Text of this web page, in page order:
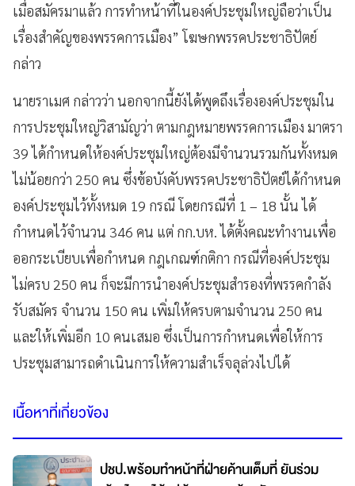
เมื่อสมัครมาแล้ว การทำหน้าที่ในองค์ประชุมใหญ่ถือว่าเป็น
เรื่องสำคัญของพรรคการเมือง” โฆษกพรรคประชาธิปัตย์
กล่าว
นายราเมศ กล่าวว่า นอกจากนี้ยังได้พูดถึงเรื่ององค์ประชุมใน
การประชุมใหญ่วิสามัญว่า ตามกฎหมายพรรคการเมือง มาตรา
39 ได้กำหนดให้องค์ประชุมใหญ่ต้องมีจำนวนรวมกันทั้งหมด
ไม่น้อยกว่า 250 คน ซึ่งข้อบังคับพรรคประชาธิปัตย์ได้กำหนด
องค์ประชุมไว้ทั้งหมด 19 กรณี โดยกรณีที่ 1 – 18 นั้น ได้
กำหนดไว้จำนวน 346 คน แต่ กก.บห. ได้ตั้งคณะทำงานเพื่อ
ออกระเบียบเพื่อกำหนด กฎเกณฑ์กติกา กรณีที่องค์ประชุม
ไม่ครบ 250 คน ก็จะมีการนำองค์ประชุมสำรองที่พรรคกำลัง
รับสมัคร จำนวน 150 คน เพิ่มให้ครบตามจำนวน 250 คน
และให้เพิ่มอีก 10 คนเสมอ ซึ่งเป็นการกำหนดเพื่อให้การ
ประชุมสามารถดำเนินการให้ความสำเร็จลุล่วงไปได้
เนื้อหาที่เกี่ยวข้อง
ปชป.พร้อมทำหน้าที่ฝ่ายค้านเต็มที่ ยันร่วม